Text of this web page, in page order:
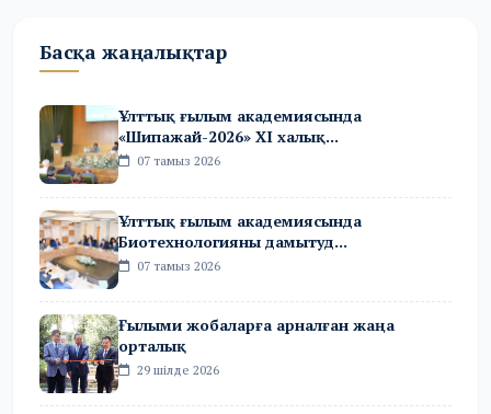
Басқа жаңалықтар
Ұлттық ғылым академиясында
«Шипажай-2026» XI халық...
07 тамыз 2026
Ұлттық ғылым академиясында
Биотехнологияны дамытуд...
07 тамыз 2026
Ғылыми жобаларға арналған жаңа
орталық
29 шілде 2026